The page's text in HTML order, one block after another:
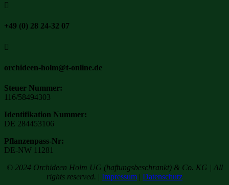

+49 (0) 28 24-32 07

orchideen-holm@t-online.de
Steuer Nummer:
116/58494303
Identifikation Nummer:
DE 284453106
Pflanzenpass-Nr:
DE-NW 11281
© 2024 Orchideen Holm UG (haftungsbeschrankt) & Co. KG | All
rights reserved. | Impressum | Datenschutz